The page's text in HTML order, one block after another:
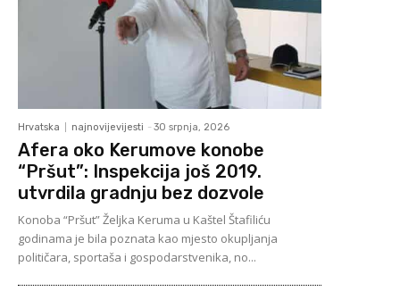
Hrvatska najnovijevijesti - 30 srpnja, 2026
Afera oko Kerumove konobe
“Pršut”: Inspekcija još 2019.
utvrdila gradnju bez dozvole
Konoba “Pršut” Željka Keruma u Kaštel Štafiliću
godinama je bila poznata kao mjesto okupljanja
političara, sportaša i gospodarstvenika, no...